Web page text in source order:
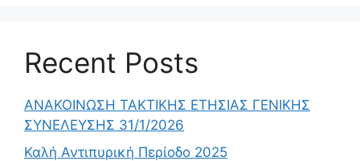
Recent Posts
ΑΝΑΚΟΙΝΩΣΗ ΤΑΚΤΙΚΗΣ ΕΤΗΣΙΑΣ ΓΕΝΙΚΗΣ
ΣΥΝΕΛΕΥΣΗΣ 31/1/2026
Καλή Αντιπυρική Περίοδο 2025